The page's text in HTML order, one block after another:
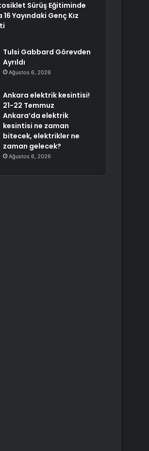
Sürüş Eğitiminde
Yayındaki Genç Kız
Tulsi Gabbard Görevden
Ayrıldı
Ağustos 6, 2026
Ankara elektrik kesintisi!
21-22 Temmuz
Ankara’da elektrik
kesintisi ne zaman
bitecek, elektrikler ne
zaman gelecek?
Ağustos 6, 2026